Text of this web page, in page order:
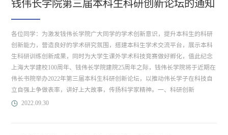
钱伟长学院第三届本科生科研创新论坛的通知
各位同学：为激发钱伟长学院广大同学的学术创新意识，提升本科生的科研
创新能力，营造良好的学术研究氛围，搭建本科生学术交流平台，展示本科
生科研训练创新成果，同时为大学生课外学术科技竞赛做好孵化，值此纪念
上海大学建校100周年、钱伟长学院建院25周年之际，钱伟长学院将于近期在
伟长书院举办2022年第三届本科生科研创新论坛，以推动伟长学子在科技自
立自强上争做表率，讲好上大故事，传扬科学家精神。一、科研创新
2022.09.30